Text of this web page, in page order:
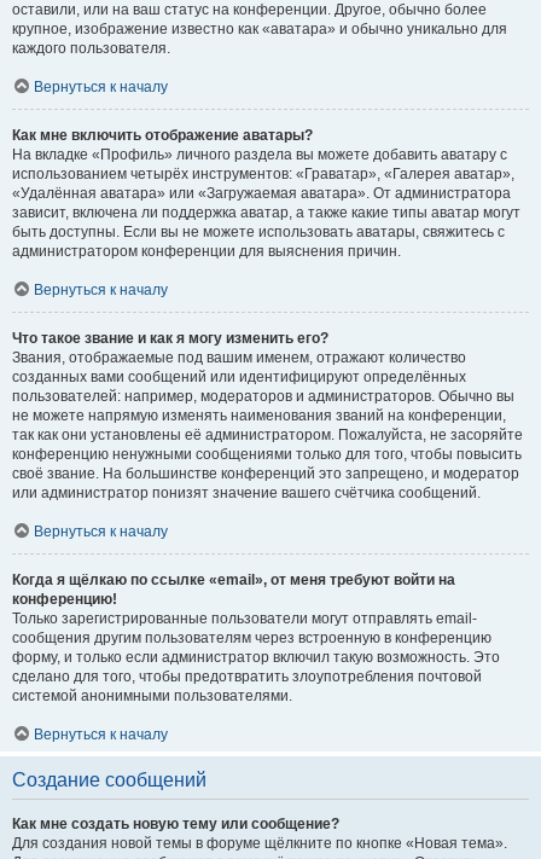
оставили, или на ваш статус на конференции. Другое, обычно более
крупное, изображение известно как «аватара» и обычно уникально для
каждого пользователя.
Вернуться к началу
Как мне включить отображение аватары?
На вкладке «Профиль» личного раздела вы можете добавить аватару с
использованием четырёх инструментов: «Граватар», «Галерея аватар»,
«Удалённая аватара» или «Загружаемая аватара». От администратора
зависит, включена ли поддержка аватар, а также какие типы аватар могут
быть доступны. Если вы не можете использовать аватары, свяжитесь с
администратором конференции для выяснения причин.
Вернуться к началу
Что такое звание и как я могу изменить его?
Звания, отображаемые под вашим именем, отражают количество
созданных вами сообщений или идентифицируют определённых
пользователей: например, модераторов и администраторов. Обычно вы
не можете напрямую изменять наименования званий на конференции,
так как они установлены её администратором. Пожалуйста, не засоряйте
конференцию ненужными сообщениями только для того, чтобы повысить
своё звание. На большинстве конференций это запрещено, и модератор
или администратор понизят значение вашего счётчика сообщений.
Вернуться к началу
Когда я щёлкаю по ссылке «email», от меня требуют войти на
конференцию!
Только зарегистрированные пользователи могут отправлять email-
сообщения другим пользователям через встроенную в конференцию
форму, и только если администратор включил такую возможность. Это
сделано для того, чтобы предотвратить злоупотребления почтовой
системой анонимными пользователями.
Вернуться к началу
Создание сообщений
Как мне создать новую тему или сообщение?
Для создания новой темы в форуме щёлкните по кнопке «Новая тема».